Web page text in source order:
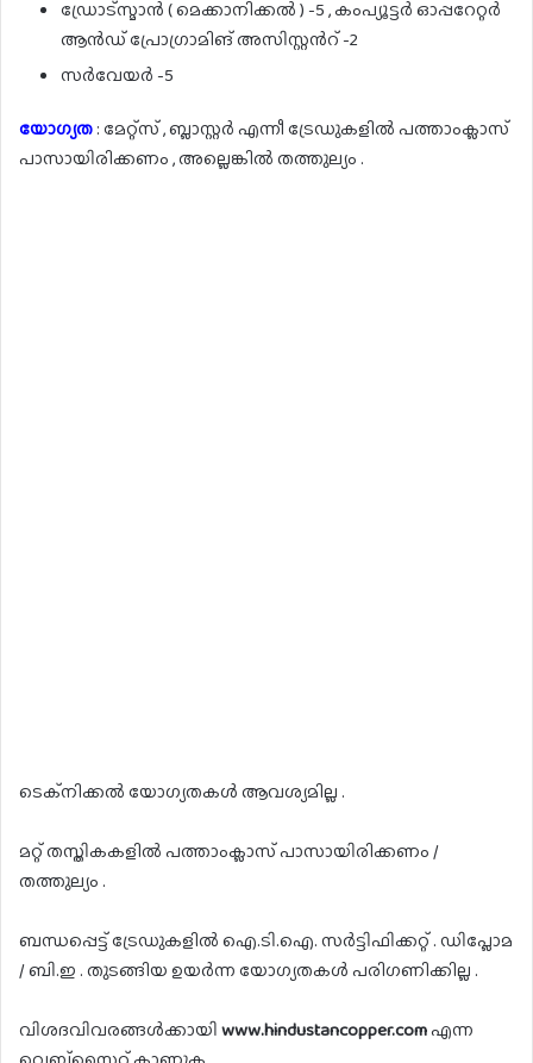
ഡ്രോട്സ്മാൻ ( മെക്കാനിക്കൽ ) -5 , കംപ്യൂട്ടർ ഓപ്പറേറ്റർ
ആൻഡ് പ്രോഗ്രാമിങ് അസിസ്റ്റൻറ് -2
സർവേയർ -5
യോഗ്യത: മേറ്റ്സ് , ബ്ലാസ്റ്റർ എന്നീ ട്രേഡുകളിൽ പത്താംക്ലാസ്
പാസായിരിക്കണം , അല്ലെങ്കിൽ തത്തുല്യം .
ടെക്‌നിക്കൽ യോഗ്യതകൾ ആവശ്യമില്ല .
മറ്റ് തസ്തികകളിൽ പത്താംക്ലാസ് പാസായിരിക്കണം /
തത്തുല്യം .
ബന്ധപ്പെട്ട് ട്രേഡുകളിൽ ഐ.ടി.ഐ. സർട്ടിഫിക്കറ്റ് . ഡിപ്ലോമ
/ ബി.ഇ . തുടങ്ങിയ ഉയർന്ന യോഗ്യതകൾ പരിഗണിക്കില്ല .
വിശദവിവരങ്ങൾക്കായിwww.hindustancopper.comഎന്ന